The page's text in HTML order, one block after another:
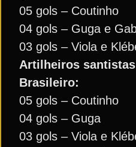
05 gols – Coutinho
04 gols – Guga e
03 gols – Viola e
Artilheiros
Brasileiro:
05 gols – Coutinho
04 gols – Guga
03 gols – Viola e